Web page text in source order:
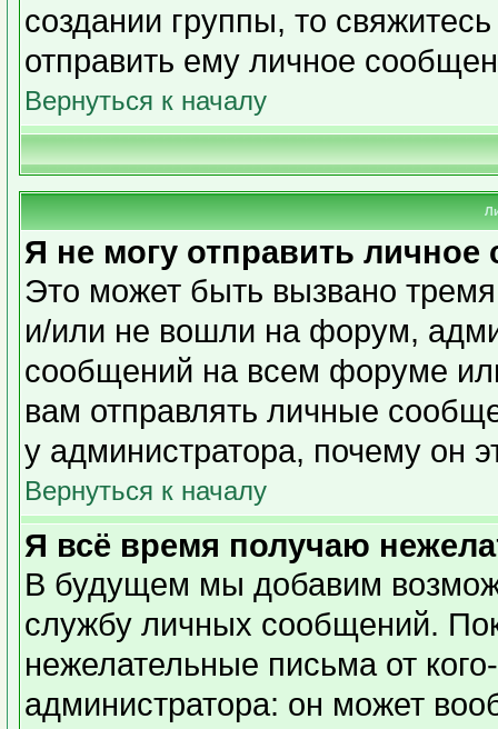
создании группы, то
отправить ему личное
Вернуться к началу
Я не могу отправить
Это может быть вызвано
и/или не вошли на форум,
сообщений на всем форуме
вам отправлять личные
у администратора, почему он
Вернуться к началу
Я всё время получаю
В будущем мы добавим
службу личных сообщений.
нежелательные письма от
администратора: он может